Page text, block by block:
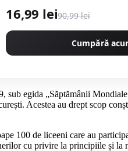
16,99 lei90,99 lei
Cumpără
egida „Săptămânii
Acestea au drept scop
100 de liceeni care au
cu privire la principiile și la